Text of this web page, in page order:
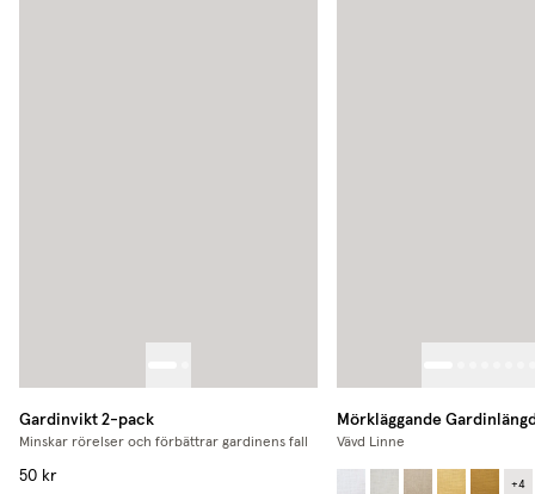
Gardinvikt 2-pack
Minskar rörelser och förbättrar gardinens fall
50 kr
Mörkläggande
Vävd Linne
+4